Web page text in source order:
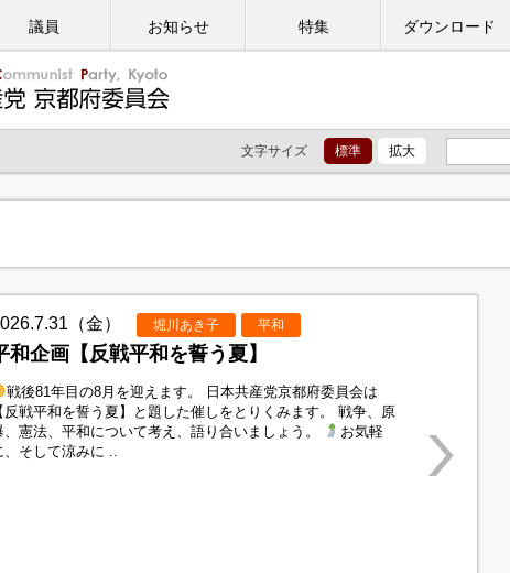
議員 お知らせ 特集 ダウンロード
文字サイズ 標準 拡大
（金） 堀川あき子 平和
和企画【反戦平和を誓う夏】
戦後81年目の8月を迎えます。 日本共産党京都府委員会は
反戦平和を誓う夏】と題した催しをとりくみます。 戦争、原
、憲法、平和について考え、語り合いましょう。
お気軽
、そして涼みに ..